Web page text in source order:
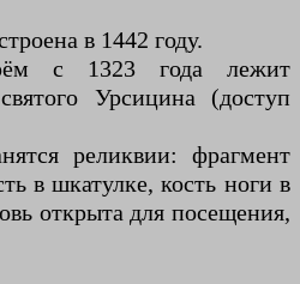
в 1442 году.
с 1323 года лежит
Урсицина (доступ
реликвии: фрагмент
в шкатулке, кость ноги в
открыта для посещения,